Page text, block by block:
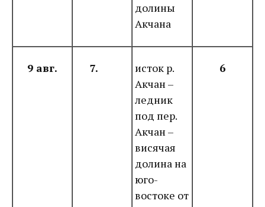
долины
Акчана
9 авг. 7.
исток р.
Акчан –
ледник
под пер.
Акчан –
висячая
долина на
юго-
востоке от
6